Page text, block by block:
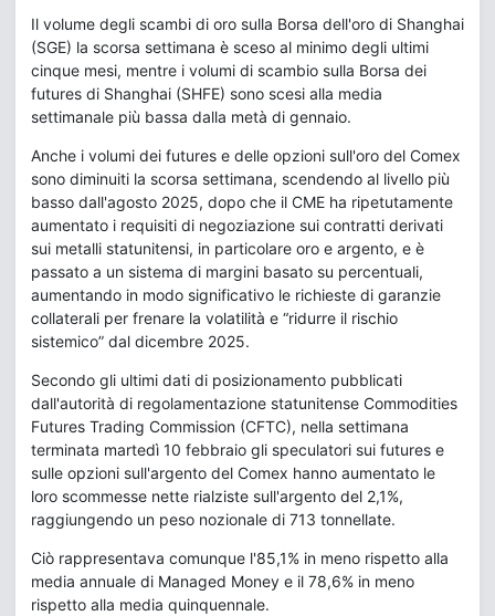
Il volume degli scambi di oro sulla Borsa dell'oro di Shanghai
(SGE) la scorsa settimana è sceso al minimo degli ultimi
cinque mesi, mentre i volumi di scambio sulla Borsa dei
futures di Shanghai (SHFE) sono scesi alla media
settimanale più bassa dalla metà di gennaio.
Anche i volumi dei futures e delle opzioni sull'oro del Comex
sono diminuiti la scorsa settimana, scendendo al livello più
basso dall'agosto 2025, dopo che il CME ha ripetutamente
aumentato i requisiti di negoziazione sui contratti derivati
sui metalli statunitensi, in particolare oro e argento, e è
passato a un sistema di margini basato su percentuali,
aumentando in modo significativo le richieste di garanzie
collaterali per frenare la volatilità e “ridurre il rischio
sistemico” dal dicembre 2025.
Secondo gli ultimi dati di posizionamento pubblicati
dall'autorità di regolamentazione statunitense Commodities
Futures Trading Commission (CFTC), nella settimana
terminata martedì 10 febbraio gli speculatori sui futures e
sulle opzioni sull'argento del Comex hanno aumentato le
loro scommesse nette rialziste sull'argento del 2,1%,
raggiungendo un peso nozionale di 713 tonnellate.
Ciò rappresentava comunque l'85,1% in meno rispetto alla
media annuale di Managed Money e il 78,6% in meno
rispetto alla media quinquennale.